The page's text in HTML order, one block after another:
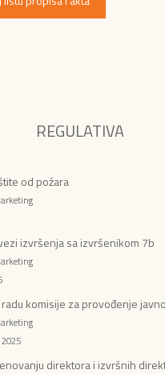
REGULATIVA
od požara
izvršenja sa izvršenikom 7b
komisije za provođenje
direktora i izvršnih